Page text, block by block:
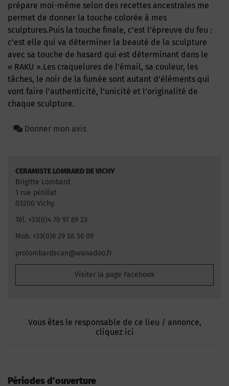
prépare moi-même selon des recettes ancestrales me
permet de donner la touche colorée à mes
sculptures.Puis la touche finale, c’est l’épreuve du feu :
c’est elle qui va déterminer la beauté de la sculpture
avec sa touche de hasard qui est déterminant dans le
« RAKU ».Les craquelures de l’émail, sa couleur, les
tâches, le noir de la fumée sont autant d’éléments qui
vont faire l’authenticité, l’unicité et l’originalité de
chaque sculpture.
Donner mon avis
CERAMISTE LOMBARD DE VICHY
Brigitte Lombard
1 rue pétillat
03200 Vichy
Tél. +33(0)4 70 97 69 23
Mob. +33(0)6 29 58 56 09
prolombardscan@wanadoo.fr
Visiter la page Facebook
Vous êtes le responsable de ce lieu / annonce,
cliquez ici
Périodes d'ouverture